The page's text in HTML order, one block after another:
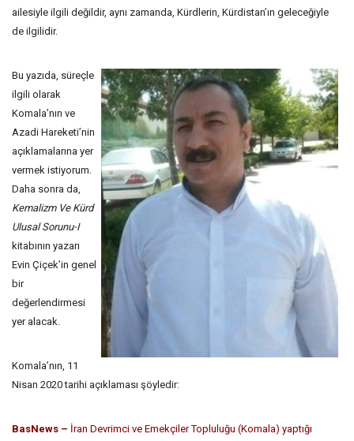
ailesiyle ilgili değildir, aynı zamanda, Kürdlerin, Kürdistan’ın geleceğiyle
de ilgilidir.
Bu yazıda, süreçle
ilgili olarak
Komala’nın ve
Azadi Hareketi’nin
açıklamalarına yer
vermek istiyorum.
Daha sonra da,
Kemalizm Ve Kürd
Ulusal Sorunu-I
kitabının yazarı
Evin Çiçek’in genel
bir
değerlendirmesi
yer alacak.
Komala’nın, 11
Nisan 2020 tarihi açıklaması şöyledir:
BasNews – İran Devrimci ve Emekçiler Topluluğu (Komala) yaptığı